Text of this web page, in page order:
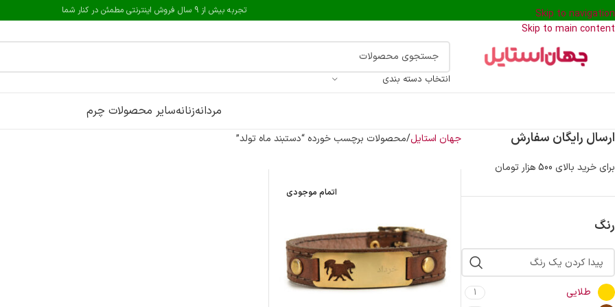
Skip to navigation
Skip to main content
تجربه بیش از 9 سال فروش اینترنتی مطمئن در کنار شما
انتخاب دسته بندی
مردانهزنانهسایر محصولات چرم
ارسال رایگان سفارش
برای خرید بالای 500 هزار تومان
رنگ
طلایی 1
جهان استایل محصولات برچسب خورده “دستبند ماه تولد”
اتمام موجودی